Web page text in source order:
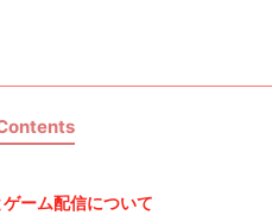
ーム配信について